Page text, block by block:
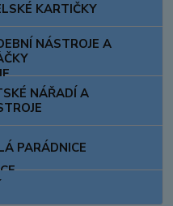
KARTIČKY
NÁSTROJE A
NÁŘADÍ A
PARÁDNICE